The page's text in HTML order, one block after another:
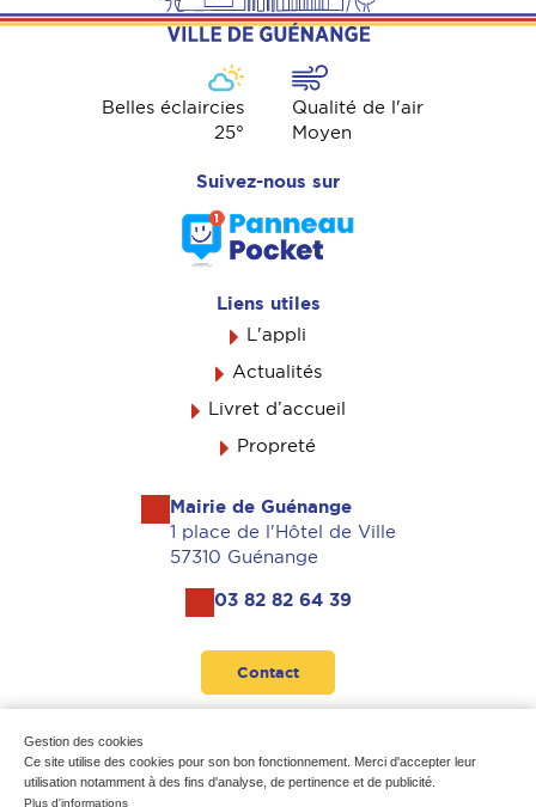
Gestion des cookies
Ce site utilise des cookies pour son bon fonctionnement. Merci d'accepter leur
utilisation notamment à des fins d'analyse, de pertinence et de publicité.
Plus d'informations
Belles éclaircies
25°
Qualité de l'air
Moyen
Suivez-nous sur
Liens utiles
L'appli
Actualités
Livret d’accueil
Propreté
Mairie de Guénange
1 place de l'Hôtel de Ville
57310 Guénange
03 82 82 64 39
Contact